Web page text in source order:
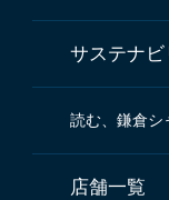
サステナビ
読む、鎌倉シ
店舗一覧